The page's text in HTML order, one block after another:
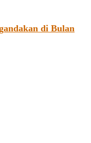
di Bulan